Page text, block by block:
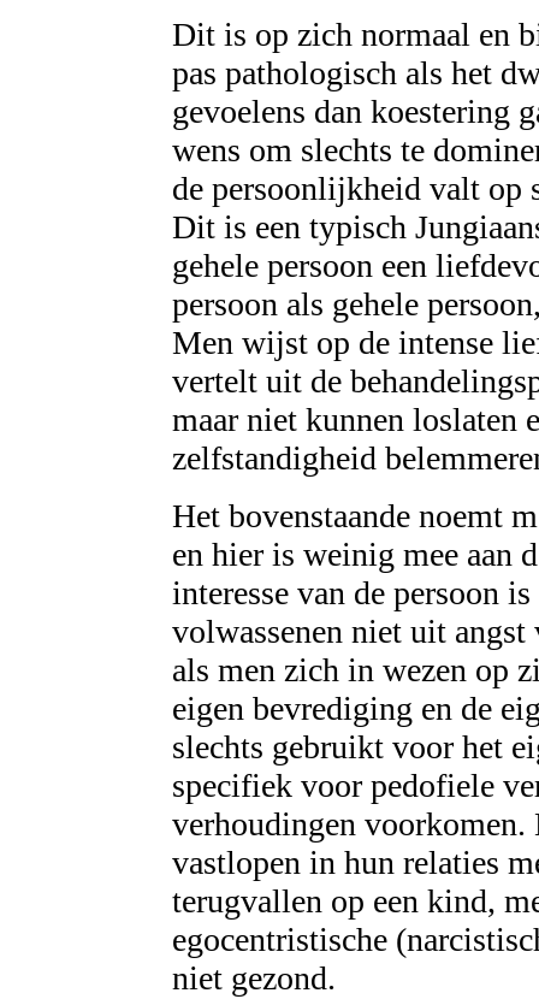
Dit is op zich normaal en
pas pathologisch als het
gevoelens dan koestering
wens om slechts te
de persoonlijkheid valt op
Dit is een typisch
gehele persoon een
persoon als gehele
Men wijst op de intense
vertelt uit de
maar niet kunnen loslaten
zelfstandigheid
Het bovenstaande noemt
en hier is weinig mee aan
interesse van de persoon
volwassenen niet uit
als men zich in wezen op
eigen bevrediging en de
slechts gebruikt voor het
specifiek voor pedofiele
verhoudingen
vastlopen in hun relaties
terugvallen op een kind,
egocentristische
niet gezond.